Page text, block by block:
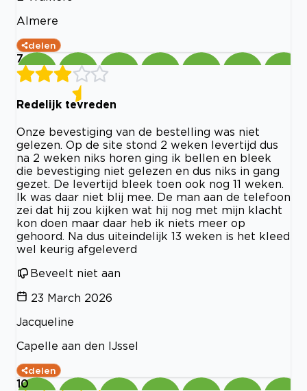
Almere
delen
7
Redelijk tevreden
Onze bevestiging van de bestelling was niet
gelezen. Op de site stond 2 weken levertijd dus
na 2 weken niks horen ging ik bellen en bleek
die bevestiging niet gelezen en dus niks in gang
gezet. De levertijd bleek toen ook nog 11 weken.
Ik was daar niet blij mee. De man aan de telefoon
zei dat hij zou kijken wat hij nog met mijn klacht
kon doen maar daar heb ik niets meer op
gehoord. Na dus uiteindelijk 13 weken is het kleed
wel keurig afgeleverd
Beveelt niet aan
23 March 2026
Jacqueline
Capelle aan den IJssel
delen
10